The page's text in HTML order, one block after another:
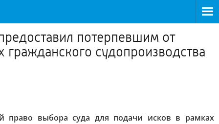
потерпевшим от
судопроизводства
право выбора суда для подачи исков в рамках